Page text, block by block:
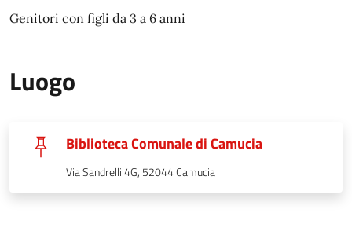
Genitori con figli da 3 a 6 anni
Luogo
Biblioteca Comunale di Camucia
Via Sandrelli 4G, 52044 Camucia